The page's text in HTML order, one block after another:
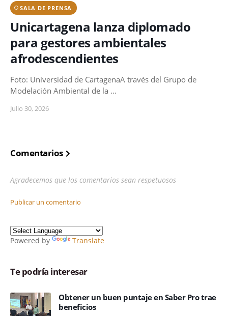
SALA DE PRENSA
Unicartagena lanza diplomado
para gestores ambientales
afrodescendientes
Foto: Universidad de CartagenaA través del Grupo de
Modelación Ambiental de la …
Julio 30, 2026
Comentarios
Agradecemos que los comentarios sean respetuosos
Publicar un comentario
Powered by Translate
Te podría interesar
Obtener un buen puntaje en Saber Pro trae
beneficios